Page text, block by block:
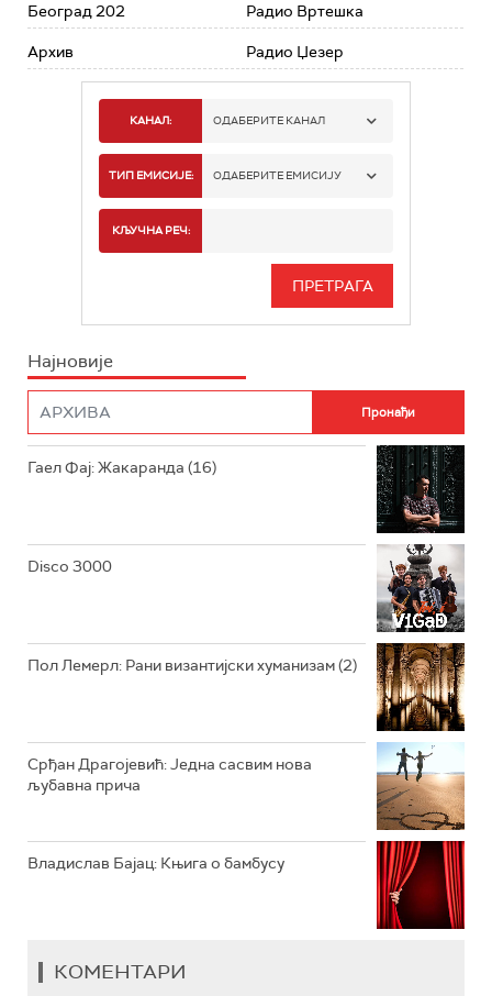
Београд 202
Архив
Радио Вртешка
Радио Џезер
КАНАЛ: ОДАБЕРИТЕ КАНАЛ
РАДИО БЕОГРАД 1
РАДИО БЕОГРАД 3
РАДИО РОКЕНРОЛЕР
РАДИО ЏЕЗЕР
ТИП ЕМИСИЈЕ: ОДАБЕРИТЕ ЕМИСИЈУ
ИНФО
КЉУЧНА РЕЧ:
Најновије
Гаел Фај: Жакаранда (16)
Disco 3000
Пол Лемерл: Рани византијски хуманизам (2)
Срђан Драгојевић: Једна сасвим нова
љубавна прича
Владислав Бајац: Књига о бамбусу
КОМЕНТАРИ